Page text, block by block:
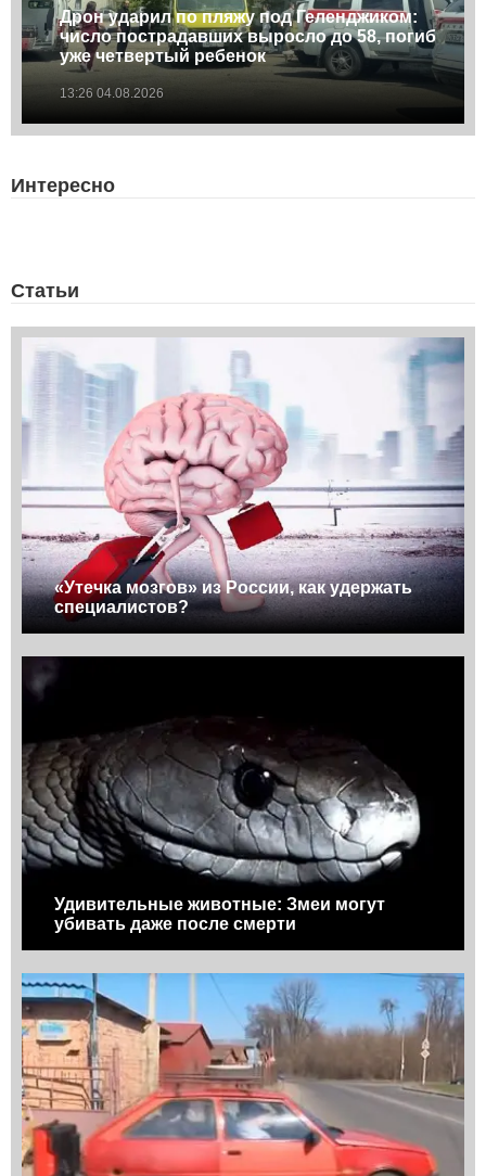
Дрон ударил по пляжу под Геленджиком:
число пострадавших выросло до 58, погиб
уже четвертый ребенок
13:26 04.08.2026
Интересно
Статьи
«Утечка мозгов» из России, как удержать
специалистов?
Удивительные животные: Змеи могут
убивать даже после смерти